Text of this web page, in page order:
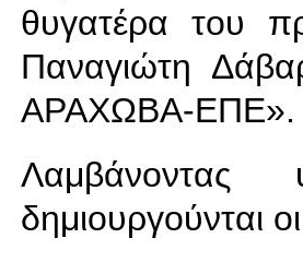
θυγατέρα του
Παναγιώτη
ΑΡΑΧΩΒΑ-ΕΠΕ».
δημιουργούνται